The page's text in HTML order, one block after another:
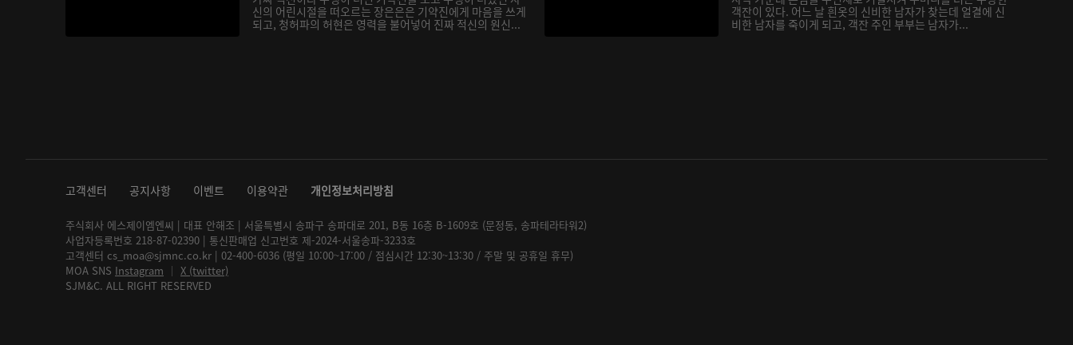
신의 어린시절을 떠오르는 장은은은 기약진에게 마음을 쓰게
되고, 청허파의 허현은 영력을 불어넣어 진짜 적신의 원신...
객잔이 있다. 어느 날 흰옷의 신비한 남자가 찾는데 얼결에 신
비한 남자를 죽이게 되고, 객잔 주인 부부는 남자가...
고객센터 공지사항 이벤트 이용약관 개인정보처리방침
주식회사 에스제이엠엔씨 | 대표 안해조 | 서울특별시 송파구 송파대로 201, B동 16층 B-1609호 (문정동, 송파테라타워2)
사업자등록번호 218-87-02390 | 통신판매업 신고번호 제-2024-서울송파-3233호
고객센터 cs_moa@sjmnc.co.kr | 02-400-6036 (평일 10:00~17:00 / 점심시간 12:30~13:30 / 주말 및 공휴일 휴무)
MOA SNS Instagram │ X (twitter)
SJM&C. ALL RIGHT RESERVED